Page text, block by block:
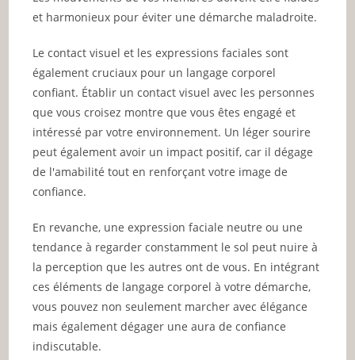
et harmonieux pour éviter une démarche maladroite.
Le contact visuel et les expressions faciales sont
également cruciaux pour un langage corporel
confiant. Établir un contact visuel avec les personnes
que vous croisez montre que vous êtes engagé et
intéressé par votre environnement. Un léger sourire
peut également avoir un impact positif, car il dégage
de l'amabilité tout en renforçant votre image de
confiance.
En revanche, une expression faciale neutre ou une
tendance à regarder constamment le sol peut nuire à
la perception que les autres ont de vous. En intégrant
ces éléments de langage corporel à votre démarche,
vous pouvez non seulement marcher avec élégance
mais également dégager une aura de confiance
indiscutable.